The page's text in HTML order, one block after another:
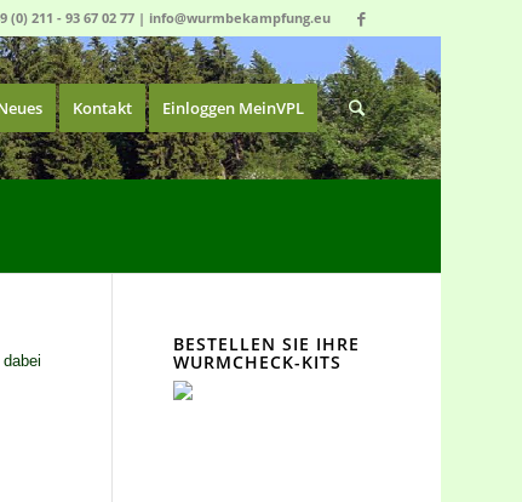
(0) 211 - 93 67 02 77| info@wurmbekampfung.eu
Kontakt Einloggen MeinVPL
BESTELLEN SIE IHRE
WURMCHECK-KITS